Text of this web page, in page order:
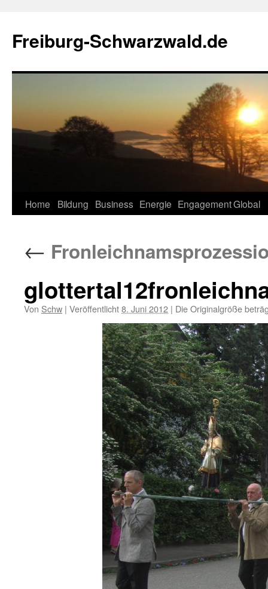
springen
Freiburg-Schwarzwald.de
Home Bildung Business Energie EngagementGlobal
←
Von Schw | Veröffentlicht8. Juni 2012 | Die Originalgröße